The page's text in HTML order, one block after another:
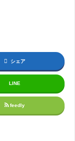
シェア
LINE
feedly